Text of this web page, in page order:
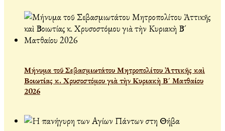
Μήνυμα τοῦ Σεβασμιωτάτου Μητροπολίτου Ἀττικῆς καὶ
Βοιωτίας κ. Χρυσοστόμου γιὰ τὴν Κυριακὴ Β´ Ματθαίου
2026